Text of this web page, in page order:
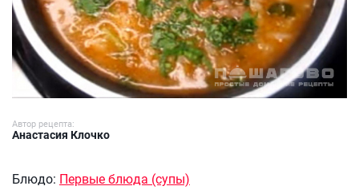
Автор рецепта:
Анастасия Клочко
Блюдо: Первые блюда (супы)